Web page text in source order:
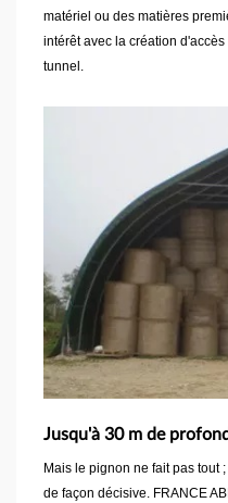
matériel ou des matières
intérêt avec la création
tunnel.
Jusqu'à 30 m de
Mais le pignon ne fait pas tout
de façon décisive. FRANCE